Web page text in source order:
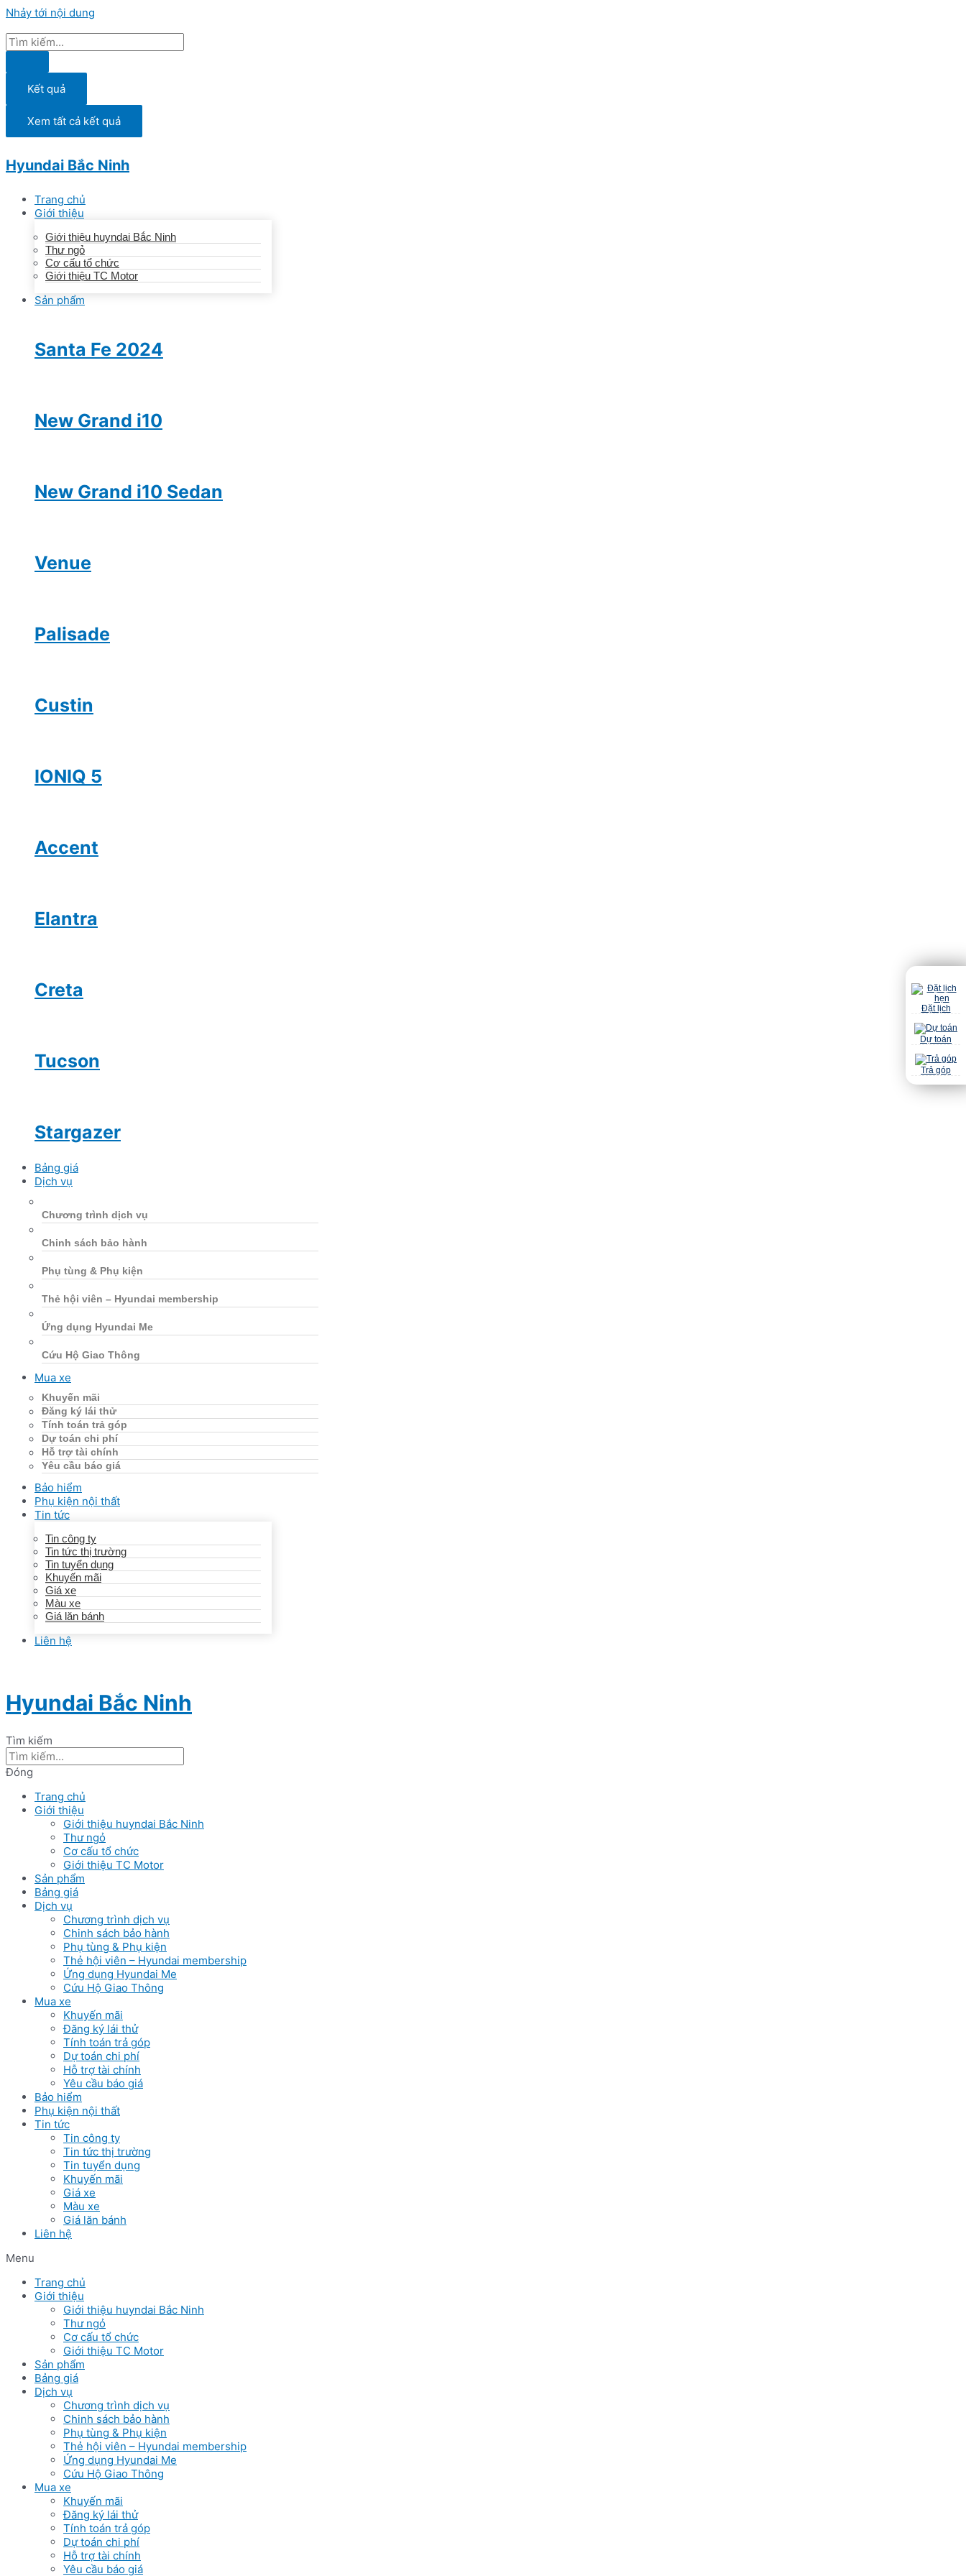
Nhảy tới nội dung
Kết quả
Xem tất cả kết quả
Hyundai Bắc Ninh
Trang chủ
Giới thiệu
Giới thiệu huyndai Bắc Ninh
Thư ngỏ
Cơ cấu tổ chức
Giới thiệu TC Motor
Sản phẩm
Santa Fe 2024
New Grand i10
New Grand i10 Sedan
Venue
Palisade
Custin
IONIQ 5
Accent
Elantra
Creta
Tucson
Stargazer
Bảng giá
Dịch vụ
Chương trình dịch vụ
Chinh sách bảo hành
Phụ tùng & Phụ kiện
Thẻ hội viên – Hyundai membership
Ứng dụng Hyundai Me
Cứu Hộ Giao Thông
Mua xe
Khuyến mãi
Đăng ký lái thử
Tính toán trả góp
Dự toán chi phí
Hỗ trợ tài chính
Yêu cầu báo giá
Bảo hiểm
Phụ kiện nội thất
Tin tức
Tin công ty
Tin tức thị trường
Tin tuyển dụng
Khuyến mãi
Giá xe
Màu xe
Giá lăn bánh
Liên hệ
Hyundai Bắc Ninh
Tìm kiếm
Đóng
Trang chủ
Giới thiệu
Giới thiệu huyndai Bắc Ninh
Thư ngỏ
Cơ cấu tổ chức
Giới thiệu TC Motor
Sản phẩm
Bảng giá
Dịch vụ
Chương trình dịch vụ
Chinh sách bảo hành
Phụ tùng & Phụ kiện
Thẻ hội viên – Hyundai membership
Ứng dụng Hyundai Me
Cứu Hộ Giao Thông
Mua xe
Khuyến mãi
Đăng ký lái thử
Tính toán trả góp
Dự toán chi phí
Hỗ trợ tài chính
Yêu cầu báo giá
Bảo hiểm
Phụ kiện nội thất
Tin tức
Tin công ty
Tin tức thị trường
Tin tuyển dụng
Khuyến mãi
Giá xe
Màu xe
Giá lăn bánh
Liên hệ
Menu
Trang chủ
Giới thiệu
Giới thiệu huyndai Bắc Ninh
Thư ngỏ
Cơ cấu tổ chức
Giới thiệu TC Motor
Sản phẩm
Bảng giá
Dịch vụ
Chương trình dịch vụ
Chinh sách bảo hành
Phụ tùng & Phụ kiện
Thẻ hội viên – Hyundai membership
Ứng dụng Hyundai Me
Cứu Hộ Giao Thông
Mua xe
Khuyến mãi
Đăng ký lái thử
Tính toán trả góp
Dự toán chi phí
Hỗ trợ tài chính
Yêu cầu báo giá
Đặt lịch
Dự toán
Trả góp